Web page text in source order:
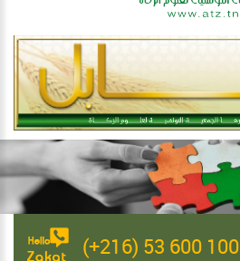
(+216) 53 600 100